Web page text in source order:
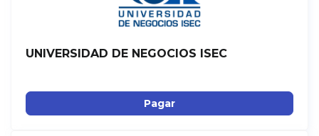
UNIVERSIDAD DE NEGOCIOS ISEC
Pagar